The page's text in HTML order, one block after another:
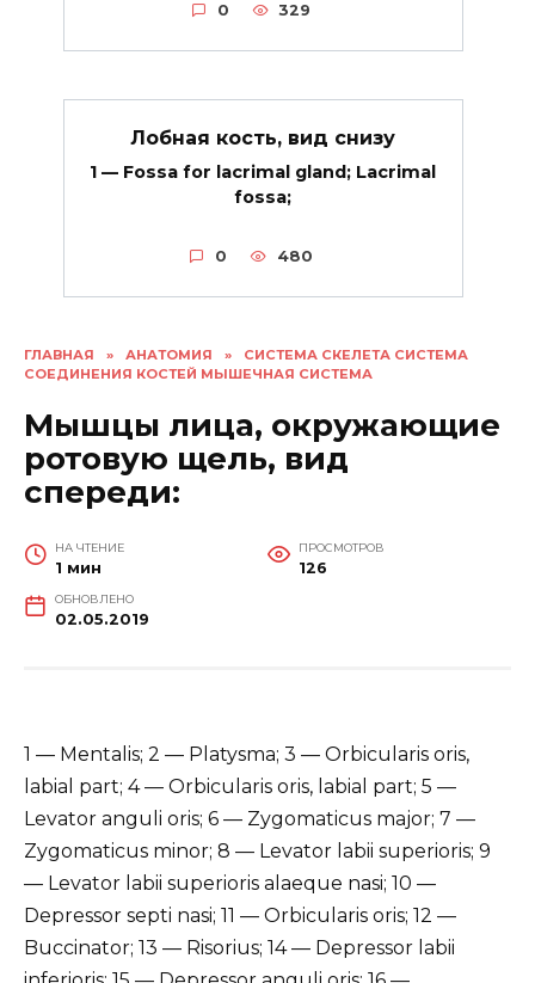
ГЛАВНАЯ » АНАТОМИЯ »
СИСТЕМА СКЕЛЕТА СИСТЕМА
СОЕДИНЕНИЯ КОСТЕЙ МЫШЕЧНАЯ СИСТЕМА
Мышцы лица, окружающие
ротовую щель, вид
спереди:
НА ЧТЕНИЕ
1 мин
ПРОСМОТРОВ
126
ОБНОВЛЕНО
02.05.2019
1 — Mentalis; 2 — Platysma; 3 — Orbicularis oris,
labial part; 4 — Orbicularis oris, labial part; 5 —
Levator anguli oris; 6 — Zygomaticus major; 7 —
Zygomaticus minor; 8 — Levator labii superioris; 9
— Levator labii superioris alaeque nasi; 10 —
Depressor septi nasi; 11 — Orbicularis oris; 12 —
Buccinator; 13 — Risorius; 14 — Depressor labii
0 329
Лобная кость, вид снизу
1 — Fossa for lacrimal gland; Lacrimal
fossa;
0 480